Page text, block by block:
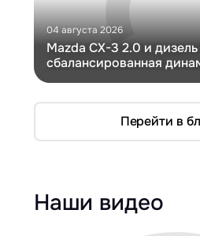
04 августа 2026
Mazda CX-3 2.0 и дизель
сбалансированная
Перейти в
Наши видео